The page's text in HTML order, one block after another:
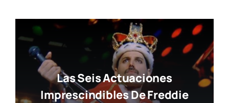
Las Seis Actuaciones
Imprescindibles De Freddie